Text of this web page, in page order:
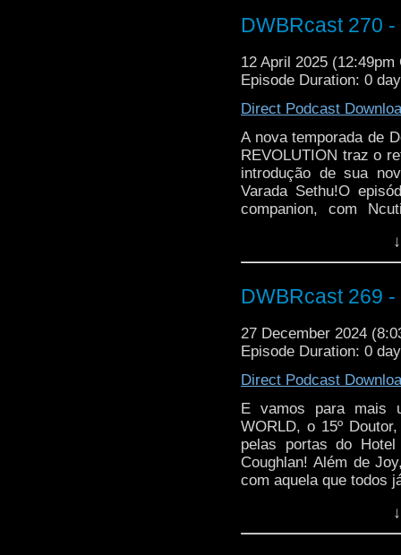
Doo e a Sra. Flood de
DWBRcast 270
12 April 2025 (12:49pm
Episode Duration: 0
Direct Podcast
A nova temporada de
REVOLUTION traz o
introdução de sua
Varada Sethu!O
companion, com
mais nuances do
incríveis sob a tutela
nesse review!
DWBRcast 269
27 December 2024
Episode Duration: 0
Direct Podcast
E vamos para mais
WORLD, o 15º
pelas portas do
Coughlan! Além de
com aquela que todos
Expresso Oriente,
estelar! Puxa uma